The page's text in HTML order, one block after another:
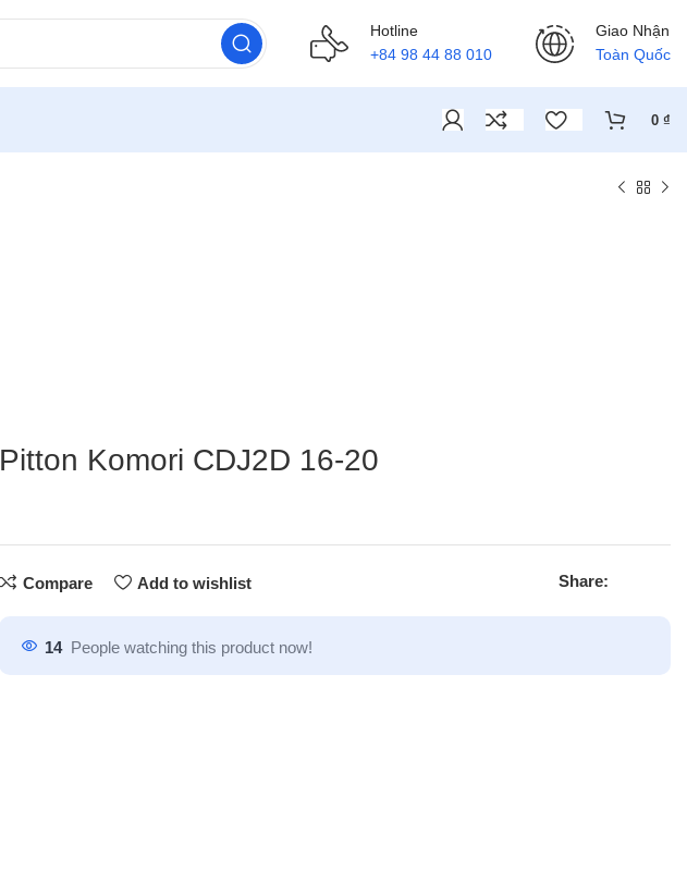
Hotline
+84 98 44 88 010
Giao Nhận
Toàn Quốc
0 ₫
Pitton Komori CDJ2D 16-20
Compare Add to wishlist Share:
14 People watching this product now!